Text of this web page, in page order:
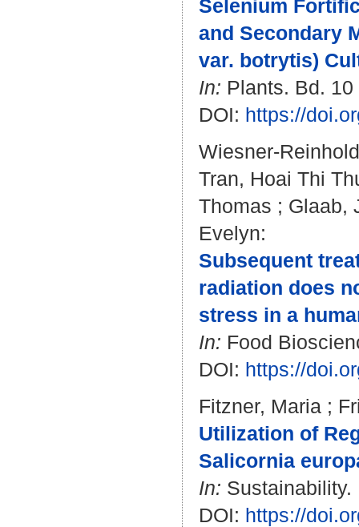
Selenium
and Secondary
var. botrytis)
In: Plants. Bd.
DOI: https://
Wiesner-
Tran, Hoai Thi
Thomas ; Glaab,
Evelyn:
Subsequent
radiation does
stress in a
In: Food
DOI: https://
Fitzner, Maria ;
Utilization of
Salicornia
In: Sustainability.
DOI: https://